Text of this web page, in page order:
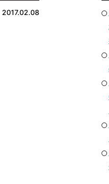
2017.02.08